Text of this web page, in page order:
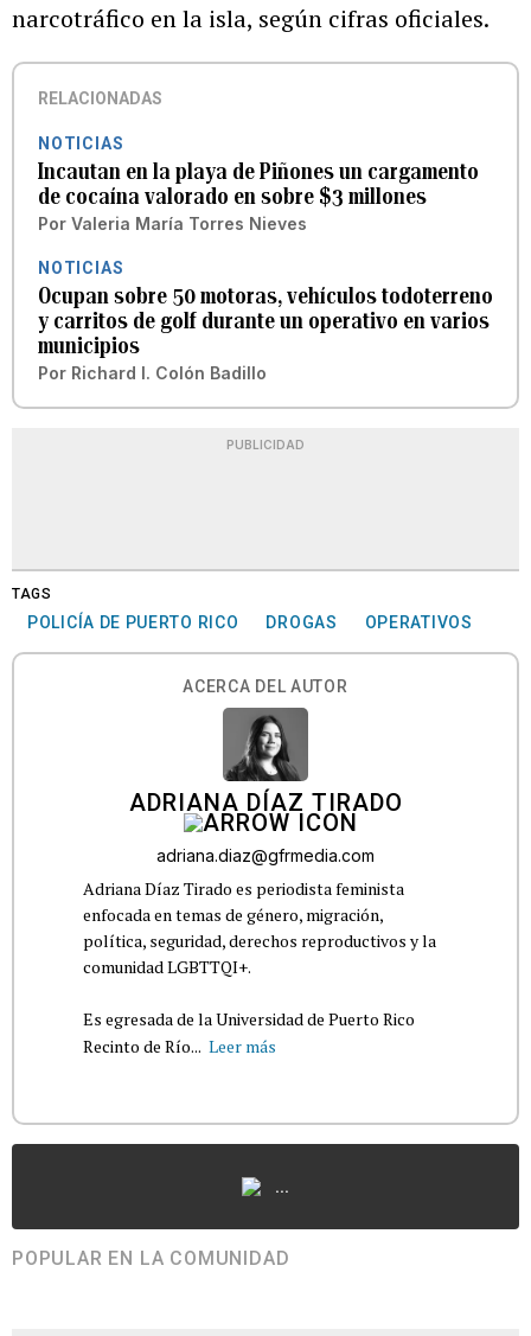
narcotráfico en la isla, según cifras oficiales.
RELACIONADAS
NOTICIAS
Incautan en la playa de Piñones un cargamento
de cocaína valorado en sobre $3 millones
Por Valeria María Torres Nieves
NOTICIAS
Ocupan sobre 50 motoras, vehículos todoterreno
y carritos de golf durante un operativo en varios
municipios
Por Richard I. Colón Badillo
PUBLICIDAD
TAGS
POLICÍA DE PUERTO RICO DROGAS OPERATIVOS
ACERCA DEL AUTOR
ADRIANA DÍAZ TIRADO
adriana.diaz@gfrmedia.com
Adriana Díaz Tirado es periodista feminista
enfocada en temas de género, migración,
política, seguridad, derechos reproductivos y la
comunidad LGBTTQI+.
Es egresada de la Universidad de Puerto Rico
Recinto de Río... Leer más
...
POPULAR EN LA COMUNIDAD